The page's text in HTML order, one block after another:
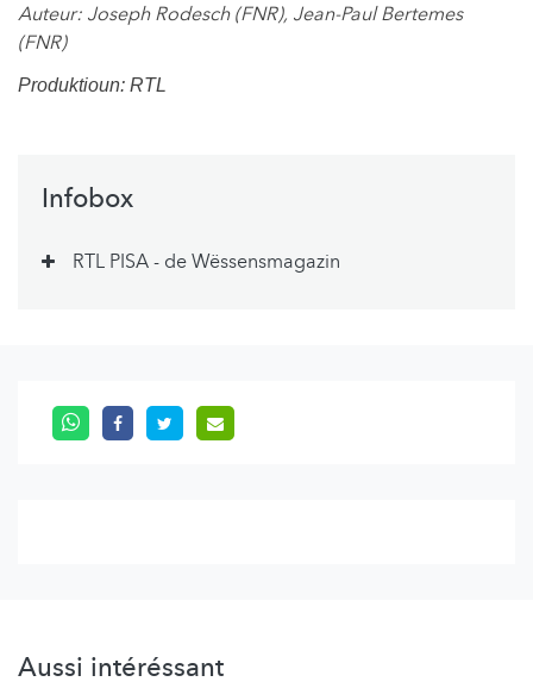
Auteur: Joseph Rodesch (FNR), Jean-Paul Bertemes
(FNR)
Produktioun: RTL
Infobox
RTL PISA - de Wëssensmagazin
Aussi intéréssant